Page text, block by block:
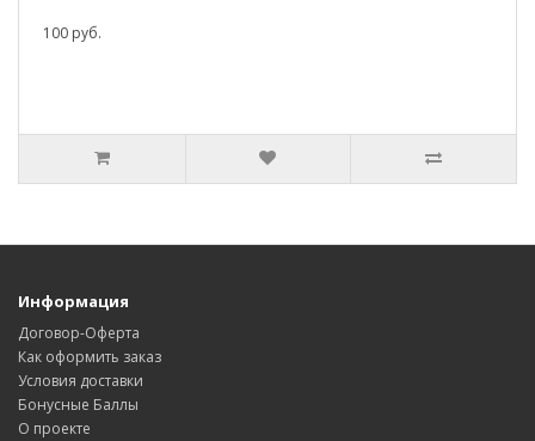
100 руб.
Информация
Договор-Оферта
Как оформить заказ
Условия доставки
Бонусные Баллы
О проекте